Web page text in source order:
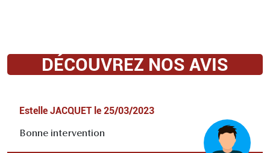
DÉCOUVREZ NOS AVIS
Estelle JACQUET le 25/03/2023
Bonne intervention